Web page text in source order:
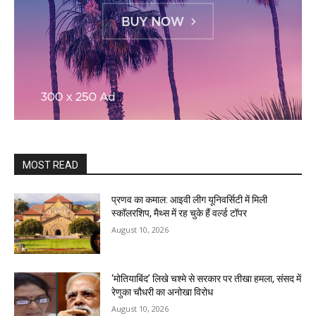
MOST READ
प्रणव का कमाल: आइवी लीग यूनिवर्सिटी में मिली
स्कॉलरशिप, मैथ्स में रह चुके हैं वर्ल्ड टॉपर
August 10, 2026
‘मोतियाबिंद’ लिखे चश्मे से सरकार पर तीखा हमला, संसद में
रेणुका चौधरी का अनोखा विरोध
August 10, 2026